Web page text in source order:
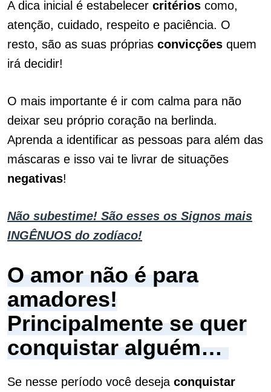
A dica inicial é estabelecer critérios como,
atenção, cuidado, respeito e paciência. O
resto, são as suas próprias convicções quem
irá decidir!
O mais importante é ir com calma para não
deixar seu próprio coração na berlinda.
Aprenda a identificar as pessoas para além das
máscaras e isso vai te livrar de situações
negativas!
Não subestime! São esses os Signos mais
INGÊNUOS do zodíaco!
O amor não é para
amadores!
Principalmente se quer
conquistar alguém…
Se nesse período você deseja conquistar